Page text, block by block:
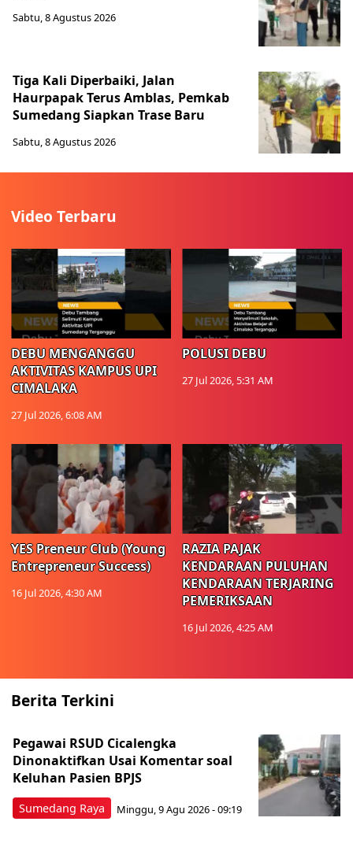
Sabtu, 8 Agustus 2026
Tiga Kali Diperbaiki, Jalan
Haurpapak Terus Amblas, Pemkab
Sumedang Siapkan Trase Baru
Sabtu, 8 Agustus 2026
Video Terbaru
DEBU MENGANGGU
AKTIVITAS KAMPUS UPI
CIMALAKA
27 Jul 2026, 6:08 AM
POLUSI DEBU
27 Jul 2026, 5:31 AM
YES Preneur Club (Young
Entrepreneur Success)
16 Jul 2026, 4:30 AM
RAZIA PAJAK
KENDARAAN PULUHAN
KENDARAAN TERJARING
PEMERIKSAAN
16 Jul 2026, 4:25 AM
Berita Terkini
Sumedang Raya
Pegawai RSUD Cicalengka
Dinonaktifkan Usai Komentar soal
Keluhan Pasien BPJS
Minggu, 9 Agu 2026 - 09:19